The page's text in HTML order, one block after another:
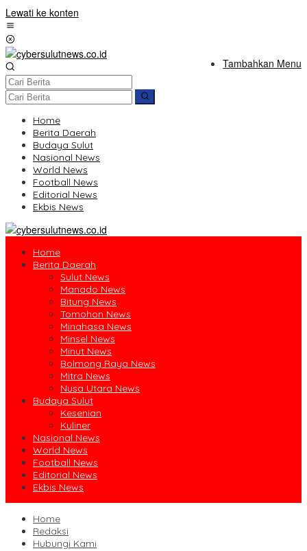
Lewati ke konten
Tambahkan Menu
Home
Berita Daerah
Budaya Sulut
Nasional News
World News
Football News
Editorial News
Ekbis News
Home
Berita Daerah
Sulut News
Manado News
Bitung News
Tomohon News
Minahasa News
Minsel News
Minut News
Bolmong Raya News
Mitra News
Nusa Utara News
Budaya Sulut
Kesenian
Kuliner
Nasional News
World News
Football News
Editorial News
Ekbis News
Home
Redaksi
Hubungi Kami